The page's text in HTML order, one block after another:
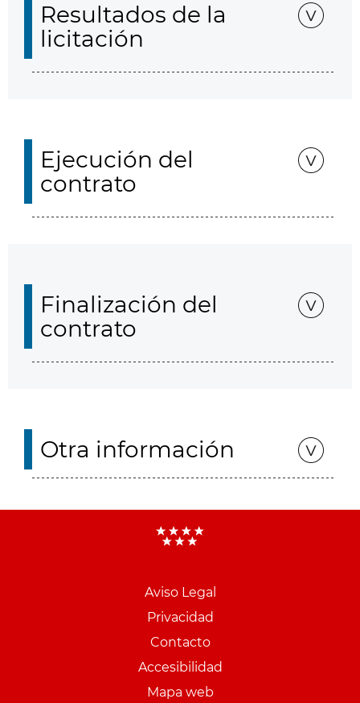
Resultados de la
licitación
Ejecución del
contrato
Finalización del
contrato
Otra información
Aviso Legal
Privacidad
Contacto
Accesibilidad
Mapa web